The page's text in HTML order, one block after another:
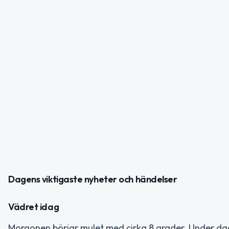
Dagens viktigaste nyheter och händelser
Vädret idag